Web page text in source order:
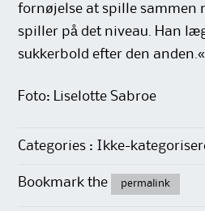
fornøjelse at spille sammen
spiller på det niveau. Han
sukkerbold efter den anden.«
Foto: Liselotte Sabroe
Categories : Ikke-
Bookmark the permalink